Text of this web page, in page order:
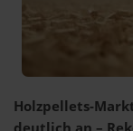
Holzpellets-